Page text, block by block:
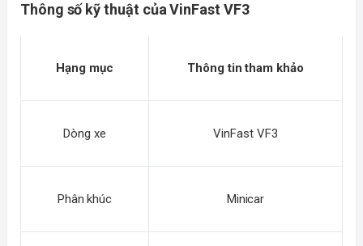
Thông số kỹ thuật của VinFast VF3
Hạng mục Thông tin tham khảo
Dòng xe VinFast VF3
Phân khúc Minicar